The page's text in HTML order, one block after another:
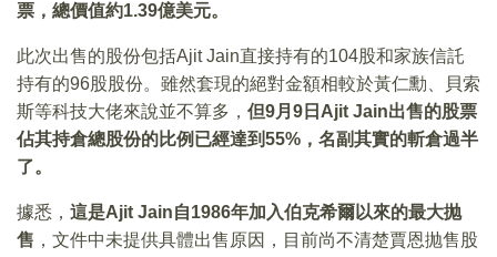
票 ，總價值約1.39億美元。
此次出售的股份包括Ajit Jain直接持有的104股和家族信託
持有的96股股份。雖然套現的絕對金額相較於黃仁勳、貝索
斯等科技大佬來說並不算多， 但9月9日Ajit Jain出售的股票
佔其持倉總股份的比例已經達到55%，名副其實的斬倉過半
了。
據悉， 這是Ajit Jain自1986年加入伯克希爾以來的最大抛
售 ，文件中未提供具體出售原因，目前尚不清楚賈恩抛售股